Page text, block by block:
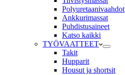
Polyuretaanivaahdot
Ankkurimassat
Puhdistusaineet
Katso kaikki
TYÖVAATTEET
Takit
Hupparit
Housut ja shortsit